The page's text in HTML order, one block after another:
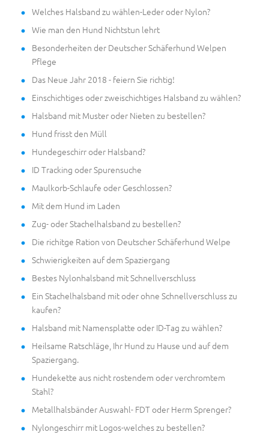
Welches Halsband zu wählen-Leder oder Nylon?
Wie man den Hund Nichtstun lehrt
Besonderheiten der Deutscher Schäferhund Welpen
Pflege
Das Neue Jahr 2018 - feiern Sie richtig!
Einschichtiges oder zweischichtiges Halsband zu wählen?
Halsband mit Muster oder Nieten zu bestellen?
Hund frisst den Müll
Hundegeschirr oder Halsband?
ID Tracking oder Spurensuche
Maulkorb-Schlaufe oder Geschlossen?
Mit dem Hund im Laden
Zug- oder Stachelhalsband zu bestellen?
Die richitge Ration von Deutscher Schäferhund Welpe
Schwierigkeiten auf dem Spaziergang
Bestes Nylonhalsband mit Schnellverschluss
Ein Stachelhalsband mit oder ohne Schnellverschluss zu
kaufen?
Halsband mit Namensplatte oder ID-Tag zu wählen?
Heilsame Ratschläge, Ihr Hund zu Hause und auf dem
Spaziergang.
Hundekette aus nicht rostendem oder verchromtem
Stahl?
Metallhalsbänder Auswahl- FDT oder Herm Sprenger?
Nylongeschirr mit Logos-welches zu bestellen?